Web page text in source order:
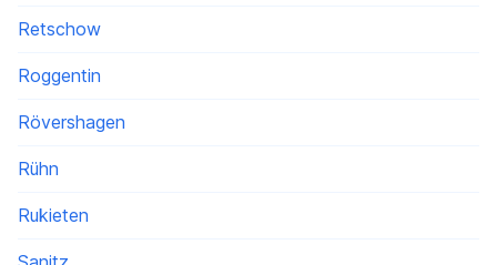
Retschow
Roggentin
Rövershagen
Rühn
Rukieten